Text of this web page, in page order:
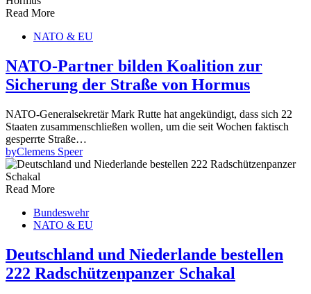
Read More
NATO & EU
NATO-Partner bilden Koalition zur
Sicherung der Straße von Hormus
NATO-Generalsekretär Mark Rutte hat angekündigt, dass sich 22
Staaten zusammenschließen wollen, um die seit Wochen faktisch
gesperrte Straße…
byClemens Speer
Read More
Bundeswehr
NATO & EU
Deutschland und Niederlande bestellen
222 Radschützenpanzer Schakal